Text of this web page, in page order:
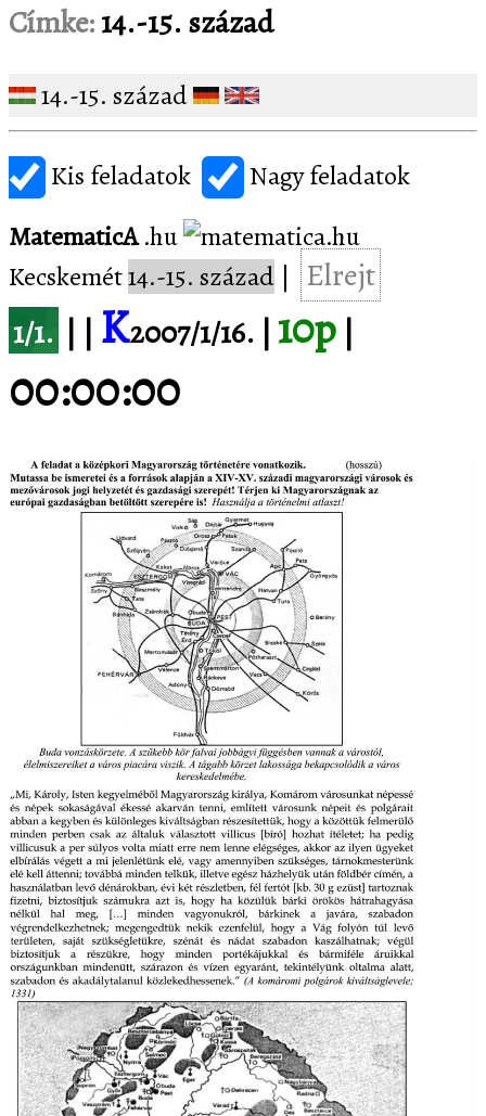
Címke:14.-15. század
14.-15. század
Kis feladatok
Nagy feladatok
MatematicA.hu
Kecskemét14.-15. század | Elrejt
1/1. | | K2007/1/16. | 10p |
00:00:00